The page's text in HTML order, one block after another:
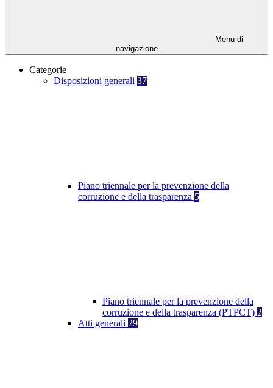
Menu di
navigazione
Categorie
Disposizioni generali 37
Piano triennale per la prevenzione della
corruzione e della trasparenza 5
Piano triennale per la prevenzione della
corruzione e della trasparenza (PTPCT) 2
Atti generali 29